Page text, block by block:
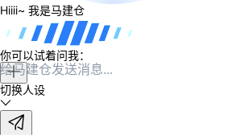
Hiiii~ 我是马建仓
你可以试着问我：
切换人设